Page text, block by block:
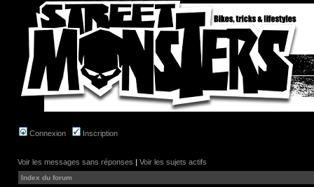
Connexion Inscription
Voir les messages sans réponses | Voir les sujets actifs
Index du forum